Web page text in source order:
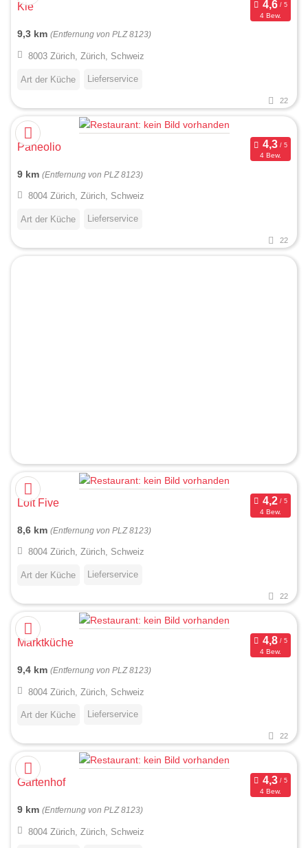
Kle
4 Bew.
9,3 km (Entfernung von PLZ 8123)
8003 Zürich, Zürich, Schweiz
Art der Küche Lieferservice
22
Paneolio
4 Bew.
9 km (Entfernung von PLZ 8123)
8004 Zürich, Zürich, Schweiz
Art der Küche Lieferservice
22
Loft Five
4 Bew.
8,6 km (Entfernung von PLZ 8123)
8004 Zürich, Zürich, Schweiz
Art der Küche Lieferservice
22
Marktküche
4 Bew.
9,4 km (Entfernung von PLZ 8123)
8004 Zürich, Zürich, Schweiz
Art der Küche Lieferservice
22
Gartenhof
4 Bew.
9 km (Entfernung von PLZ 8123)
8004 Zürich, Zürich, Schweiz